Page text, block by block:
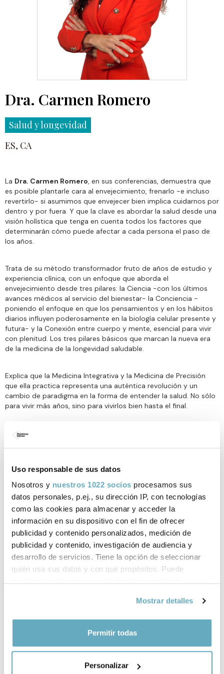
Uso responsable de sus datos
Nosotros y nuestros 1022 socios procesamos sus
datos personales, p.ej., su dirección IP, con tecnologías
como las cookies para almacenar y acceder la
información en su dispositivo con el fin de ofrecer
publicidad y contenido personalizados, medición de
publicidad y contenido, investigación de audiencia y
desarrollo de servicios. Tiene la opción de seleccionar
quién usa sus datos y con qué propósitos. Puede
Si lo permite, también quisiéramos:
geográfica que puede tener una precisión de varios
Mostrar detalles
Permitir todas
Personalizar
Dra. Carmen Romero
Salud y longevidad
ES, CA
La Dra. Carmen Romero, en sus conferencias, demuestra que
es posible plantarle cara al envejecimiento, frenarlo -e incluso
revertirlo- si asumimos que envejecer bien implica cuidarnos por
dentro y por fuera. Y que la clave es abordar la salud desde una
visión holística que tenga en cuenta todos los factores que
determinarán cómo puede afectar a cada persona el paso de
los años.
Trata de su método transformador fruto de años de estudio y
experiencia clínica, con un enfoque que aborda el
envejecimiento desde tres pilares: la Ciencia -con los últimos
avances médicos al servicio del bienestar- la Conciencia -
poniendo el enfoque en que los pensamientos y en los hábitos
diarios influyen poderosamente en la biología celular presente y
futura- y la Conexión entre cuerpo y mente, esencial para vivir
con plenitud. Los tres pilares básicos que marcan la nueva era
de la medicina de la longevidad saludable.
Explica que la Medicina Integrativa y la Medicina de Precisión
que ella practica representa una auténtica revolución y un
cambio de paradigma en la forma de entender la salud. No sólo
para vivir más años, sino para vivirlos bien hasta el final.
Obras publicadas en Plataforma Editorial
‹ ›
¿Quieres más información